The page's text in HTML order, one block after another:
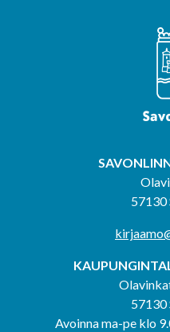
57130
57130
Avoinna ma-pe klo